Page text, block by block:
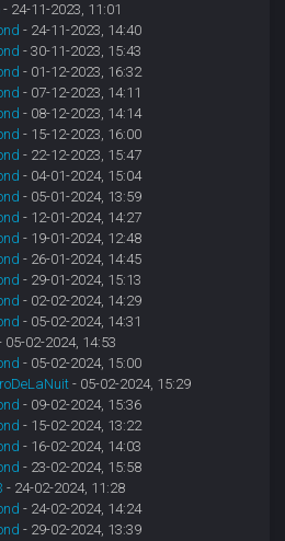
- 24-11-2023, 11:01
- 24-11-2023, 14:40
- 30-11-2023, 15:43
- 01-12-2023, 16:32
- 07-12-2023, 14:11
- 08-12-2023, 14:14
- 15-12-2023, 16:00
- 22-12-2023, 15:47
- 04-01-2024, 15:04
- 05-01-2024, 13:59
- 12-01-2024, 14:27
- 19-01-2024, 12:48
- 26-01-2024, 14:45
- 29-01-2024, 15:13
- 02-02-2024, 14:29
- 05-02-2024, 14:31
05-02-2024, 14:53
- 05-02-2024, 15:00
- 05-02-2024, 15:29
- 09-02-2024, 15:36
- 15-02-2024, 13:22
- 16-02-2024, 14:03
- 23-02-2024, 15:58
- 24-02-2024, 11:28
- 24-02-2024, 14:24
- 29-02-2024, 13:39